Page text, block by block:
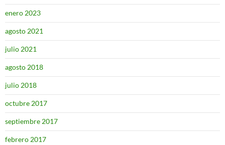
enero 2023
agosto 2021
julio 2021
agosto 2018
julio 2018
octubre 2017
septiembre 2017
febrero 2017